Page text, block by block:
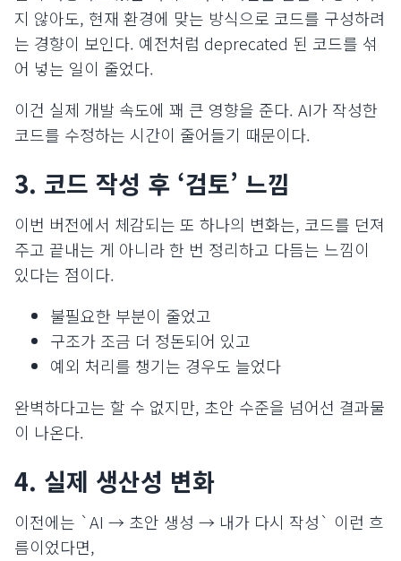
지 않아도, 현재 환경에 맞는 방식으로 코드를 구성하려
는 경향이 보인다. 예전처럼 deprecated 된 코드를 섞
어 넣는 일이 줄었다.
이건 실제 개발 속도에 꽤 큰 영향을 준다. AI가 작성한
코드를 수정하는 시간이 줄어들기 때문이다.
3. 코드 작성 후 ‘검토’ 느낌
이번 버전에서 체감되는 또 하나의 변화는, 코드를 던져
주고 끝내는 게 아니라 한 번 정리하고 다듬는 느낌이
있다는 점이다.
불필요한 부분이 줄었고
구조가 조금 더 정돈되어 있고
예외 처리를 챙기는 경우도 늘었다
완벽하다고는 할 수 없지만, 초안 수준을 넘어선 결과물
이 나온다.
4. 실제 생산성 변화
이전에는 `AI → 초안 생성 → 내가 다시 작성` 이런 흐
름이었다면,